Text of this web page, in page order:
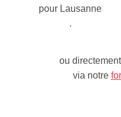
pour Lausanne
.
ou
via notre